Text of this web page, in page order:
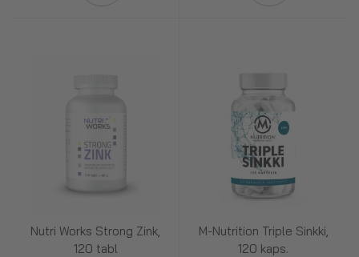
Nutri Works Strong Zink,
120 tabl
M-Nutrition Triple Sinkki,
120 kaps.